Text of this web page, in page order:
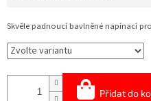
cena:
Přidat do
Skvěle padnoucí bavlněné napínací